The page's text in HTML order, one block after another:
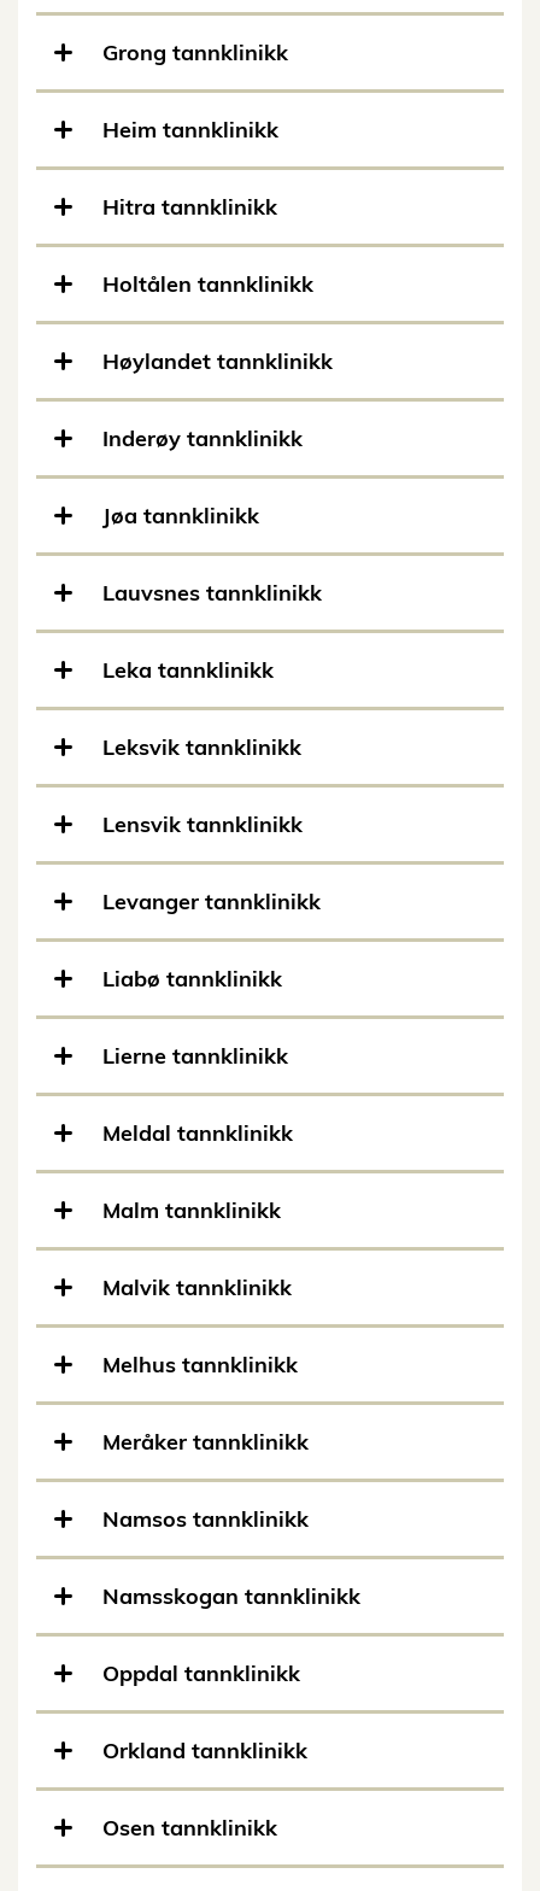
Grong tannklinikk
Heim tannklinikk
Hitra tannklinikk
Holtålen tannklinikk
Høylandet tannklinikk
Inderøy tannklinikk
Jøa tannklinikk
Lauvsnes tannklinikk
Leka tannklinikk
Leksvik tannklinikk
Lensvik tannklinikk
Levanger tannklinikk
Liabø tannklinikk
Lierne tannklinikk
Meldal tannklinikk
Malm tannklinikk
Malvik tannklinikk
Melhus tannklinikk
Meråker tannklinikk
Namsos tannklinikk
Namsskogan tannklinikk
Oppdal tannklinikk
Orkland tannklinikk
Osen tannklinikk